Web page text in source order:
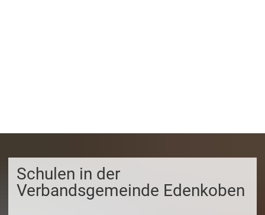
Schulen in der
Verbandsgemeinde Edenkoben